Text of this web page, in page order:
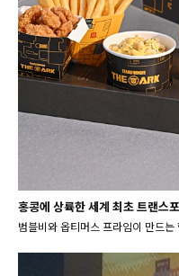
홍콩에 상륙한 세계 최초 트랜스
범블비와 옵티머스 프라임이 만드는